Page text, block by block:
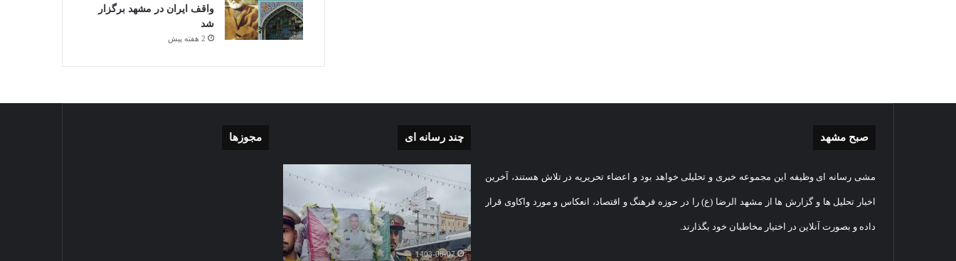
واقف ایران در مشهد برگزار
شد
2 هفته پیش
صبح مشهد
مشی رسانه ای وظیفه این مجموعه خبری و تحلیلی خواهد بود و اعضاء تحریریه در تلاش هستند، آخرین
اخبار تحلیل ها و گزارش ها از مشهد الرضا (ع) را در حوزه فرهنگ و اقتصاد، انعکاس و مورد واکاوی قرار
داده و بصورت آنلاین در اختیار مخاطبان خود بگذارند.
چند رسانه ای
گزارش
اقامه
عید
غبارروبی
مضجع
نورانی
تصویری
پیکر
مطهر
شهید
1403-08-07
مجوزها